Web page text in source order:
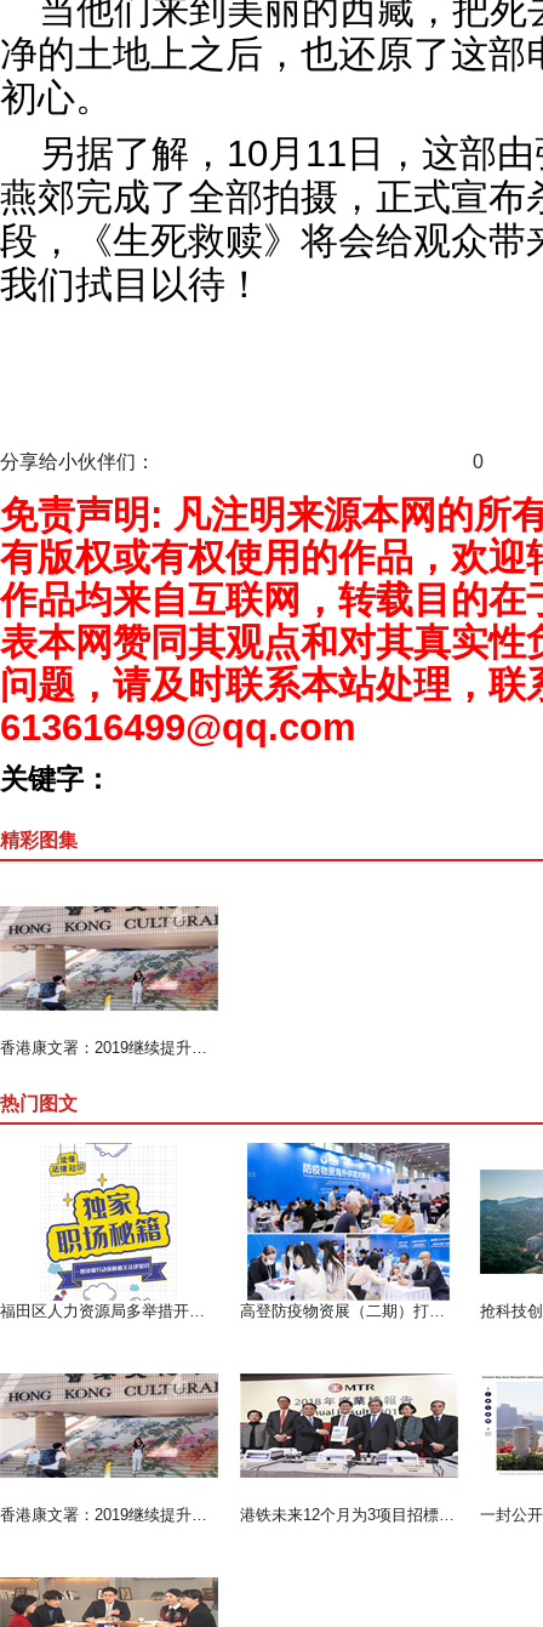
当他们来到美丽的西藏，把
净的土地上之后，也还原了这
初心。
另据了解，10月11日，这部
燕郊完成了全部拍摄，正式宣布
段，《生死救赎》将会给观众
我们拭目以待！
分享给小伙伴们： 0
免责声明: 凡注明来源本网的所
有版权或有权使用的作品，欢
作品均来自互联网，转载目的
表本网赞同其观点和对其真实
问题，请及时联系本站处理，联
613616499@qq.com
关键字：
精彩图集
香港康文署：2019继续提升文化设施 扩建修復艺术馆等
热门图文
福田区人力资源局多举措开展 普法宣传活动 高登防疫物资展（二期）打造全球防疫物资采购平台
香港康文署：2019继续提升文化设施 扩建修復艺术馆等 港铁未来12个月为3项目招標 涉约4500个住宅单位